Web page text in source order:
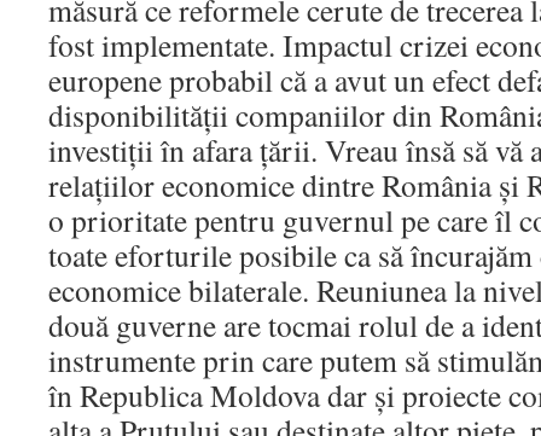
măsură ce reformele cerute de trecerea
fost implementate. Impactul crizei
europene probabil că a avut un efect
disponibilităţii companiilor din
investiţii în afara ţării. Vreau însă să vă
relaţiilor economice dintre România şi
o prioritate pentru guvernul pe care îl
toate eforturile posibile ca să
economice bilaterale. Reuniunea la
două guverne are tocmai rolul de a
instrumente prin care putem să
în Republica Moldova dar şi proiecte